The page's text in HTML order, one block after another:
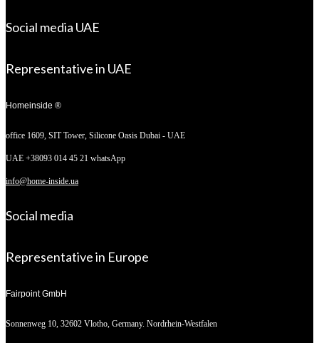
Social media UAE
Representative in UAE
Homeinside ®
office 1609, SIT Tower, Silicone Oasis Dubai - UAE
UAE +38093 014 45 21 whatsApp
info@home-inside.ua
Social media
Representative in Europe
Fairpoint GmbH
Sonnenweg 10, 32602 Vlotho, Germany. Nordrhein-Westfalen